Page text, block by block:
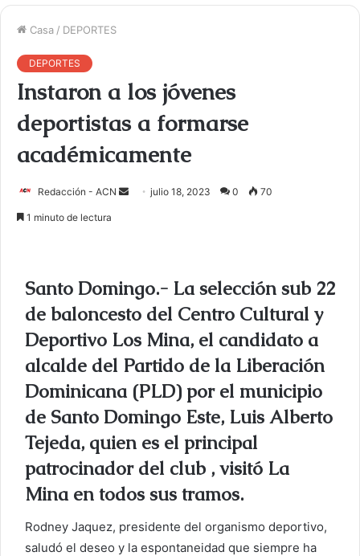
Casa / DEPORTES
DEPORTES
Instaron a los jóvenes
deportistas a formarse
académicamente
Redacción - ACN
r
u
c
o
e
o
e
e
julio 18, 2023 0 70
1 minuto de lectura
Santo Domingo.- La selección sub 22
de baloncesto del Centro Cultural y
Deportivo Los Mina, el candidato a
alcalde del Partido de la Liberación
Dominicana (PLD) por el municipio
de Santo Domingo Este, Luis Alberto
Tejeda, quien es el principal
patrocinador del club , visitó La
Mina en todos sus tramos.
Rodney Jaquez, presidente del organismo deportivo,
saludó el deseo y la espontaneidad que siempre ha